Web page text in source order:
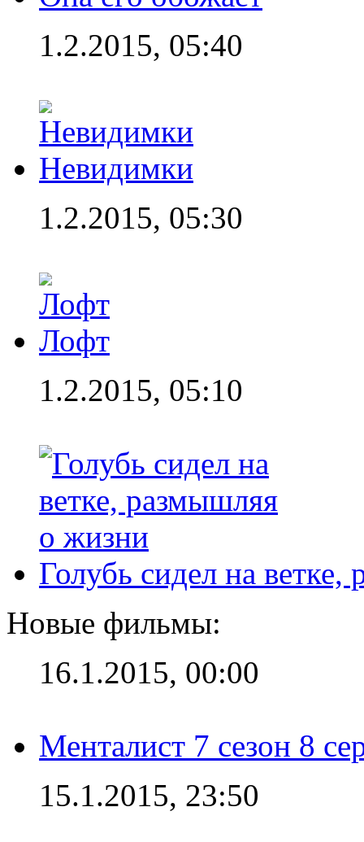
1.2.2015, 05:40
Невидимки
1.2.2015, 05:30
Лофт
1.2.2015, 05:10
Голубь сидел на
Новые фильмы:
16.1.2015, 00:00
Менталист 7 сезон 8
15.1.2015, 23:50